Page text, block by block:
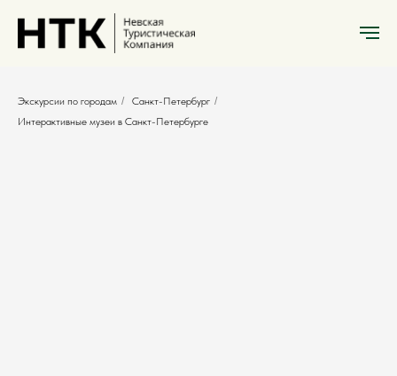
Экскурсии по городам / Санкт-Петербург /
Интерактивные музеи в Санкт-Петербурге